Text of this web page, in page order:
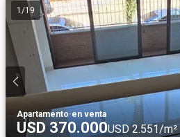
1 /19
Apartamento·en venta
USD 370.000USD 2.551/m²